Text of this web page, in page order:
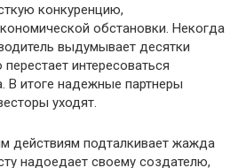
конкуренцию,
обстановки. Некогда
выдумывает десятки
интересоваться
В итоге надежные партнеры
уходят.
действиям подталкивает жажда
надоедает своему создателю,